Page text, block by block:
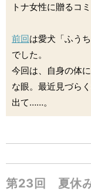
トナ女性に贈るコ
前回は愛犬「ふう
でした。
今回は、自身の体
な眼。最近見づら
出て……。
第23回 夏休